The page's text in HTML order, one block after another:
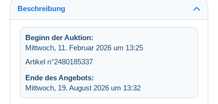
Beschreibung
Beginn der Auktion:
Mittwoch, 11. Februar 2026 um 13:25
Artikel n°2480185337
Ende des Angebots:
Mittwoch, 19. August 2026 um 13:32